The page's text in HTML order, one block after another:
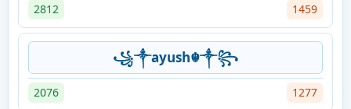
2812 1459
꧁༒ayush☬༒꧂
2076 1277